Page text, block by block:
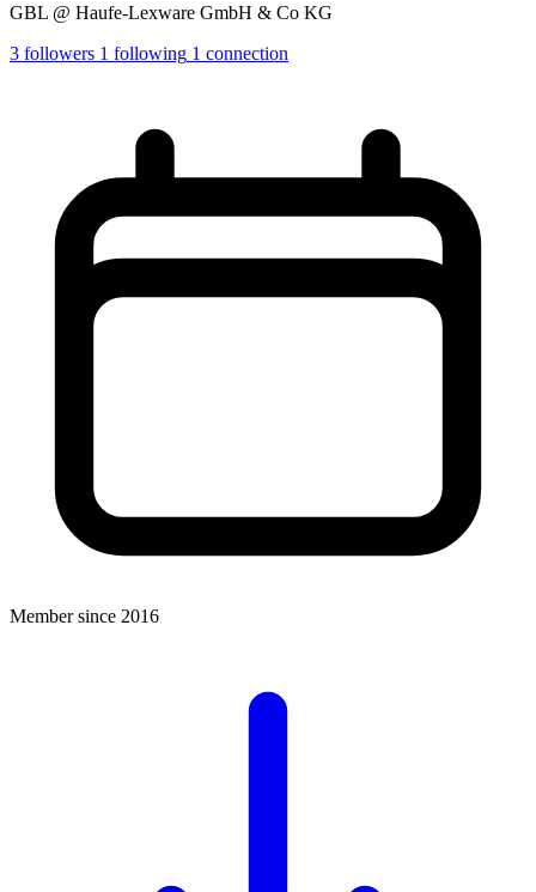
GBL @ Haufe-Lexware GmbH & Co KG
3 followers 1 following 1 connection
Member since 2016